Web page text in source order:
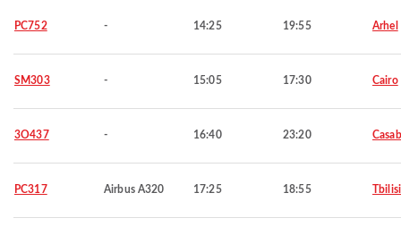
PC752 - 14:25 19:55 Arhel
SM303 - 15:05 17:30 Cairo
3O437 - 16:40 23:20
PC317 Airbus A320 17:25 18:55